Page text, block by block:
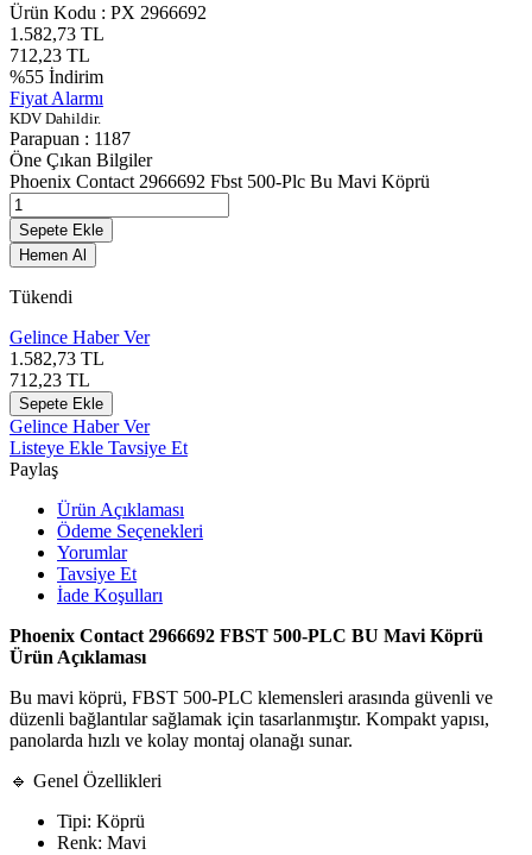
Ürün Kodu : PX 2966692
1.582,73 TL
712,23 TL
%55 İndirim
Fiyat Alarmı
KDV Dahildir.
Parapuan : 1187
Öne Çıkan Bilgiler
Phoenix Contact 2966692 Fbst 500-Plc Bu Mavi Köprü
Sepete Ekle
Hemen Al
Tükendi
Gelince Haber Ver
1.582,73 TL
712,23 TL
Sepete Ekle
Gelince Haber Ver
Listeye Ekle Tavsiye Et
Paylaş
Ürün Açıklaması
Ödeme Seçenekleri
Yorumlar
Tavsiye Et
İade Koşulları
Phoenix Contact 2966692 FBST 500-PLC BU Mavi Köprü
Ürün Açıklaması
Bu mavi köprü, FBST 500-PLC klemensleri arasında güvenli ve
düzenli bağlantılar sağlamak için tasarlanmıştır. Kompakt yapısı,
panolarda hızlı ve kolay montaj olanağı sunar.
🔹 Genel Özellikleri
Tipi: Köprü
Renk: Mavi